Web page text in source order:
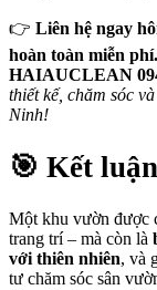
👉 Liên hệ ngay
hoàn toàn miễn phí.
HAIAUCLEAN
thiết kế, chăm sóc
Ninh!
🎯 Kết luận
Một khu vườn được
trang trí – mà còn là
với thiên nhiên, và
tư chăm sóc sân